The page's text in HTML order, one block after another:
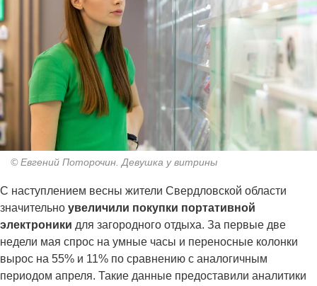
© Евгений Поторочин. Девушка у витрины
С наступлением весны жители Свердловской области
значительно увеличили покупки портативной
электроники для загородного отдыха. За первые две
недели мая спрос на умные часы и переносные колонки
вырос на 55% и 11% по сравнению с аналогичным
периодом апреля. Такие данные предоставили аналитики